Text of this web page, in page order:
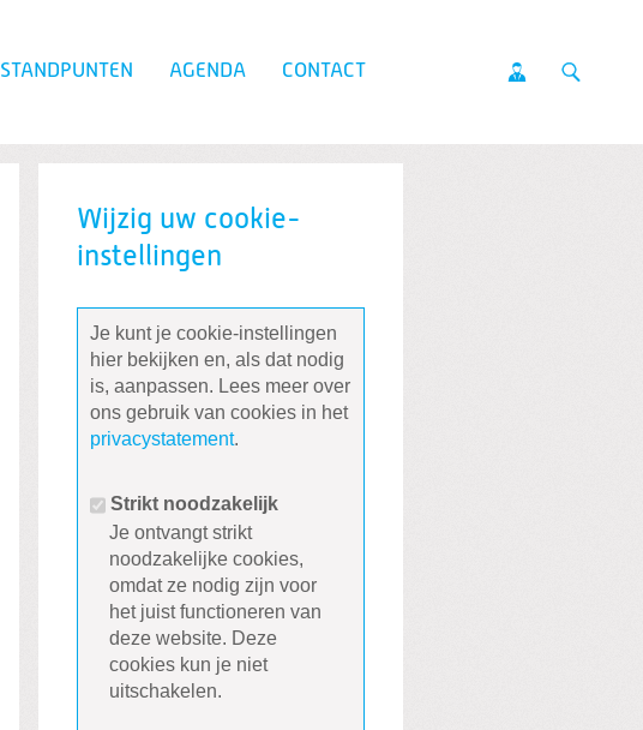
STANDPUNTEN AGENDA CONTACT
Wijzig uw cookie-
instellingen
Je kunt je cookie-instellingen
hier bekijken en, als dat nodig
is, aanpassen. Lees meer over
ons gebruik van cookies in het
privacystatement.
Strikt noodzakelijk
Je ontvangt strikt
noodzakelijke cookies,
omdat ze nodig zijn voor
het juist functioneren van
deze website. Deze
cookies kun je niet
uitschakelen.